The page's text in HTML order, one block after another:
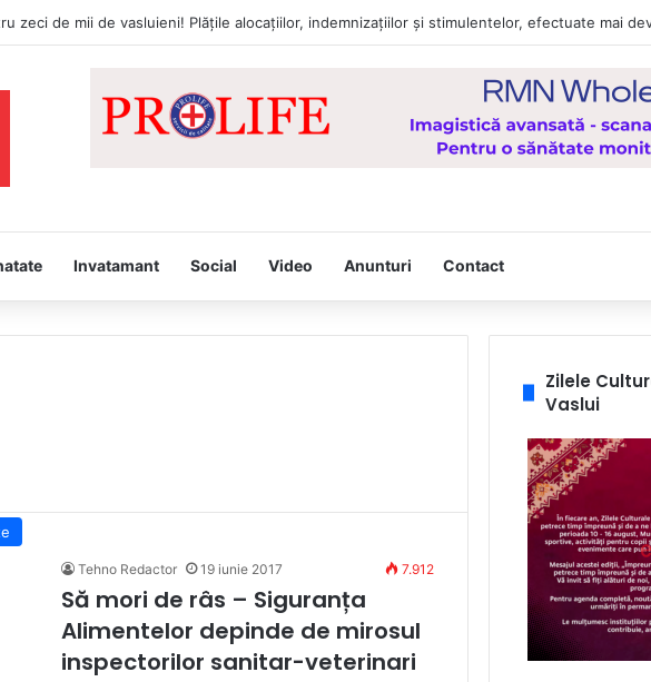
Invatamant Social Video Anunturi Contact
Tehno Redactor 19 iunie 2017 7.912
Să mori de râs – Siguranța
Alimentelor depinde de mirosul
inspectorilor sanitar-veterinari
Zilele
Vaslui